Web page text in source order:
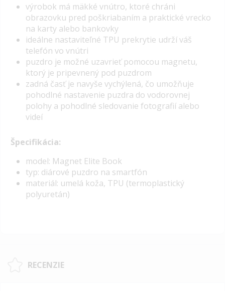
výrobok má mäkké vnútro, ktoré chráni
obrazovku pred poškriabaním a praktické vrecko
na karty alebo bankovky
ideálne nastaviteľné TPU prekrytie udrží váš
telefón vo vnútri
puzdro je možné uzavrieť pomocou magnetu,
ktorý je pripevnený pod puzdrom
zadná časť je navyše vychýlená, čo umožňuje
pohodlné nastavenie puzdra do vodorovnej
polohy a pohodlné sledovanie fotografií alebo
videí
Špecifikácia:
model: Magnet Elite Book
typ: diárové puzdro na smartfón
materiál: umelá koža, TPU (termoplastický
polyuretán)
RECENZIE